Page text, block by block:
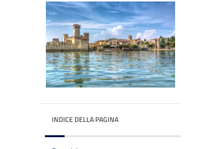
INDICE DELLA PAGINA